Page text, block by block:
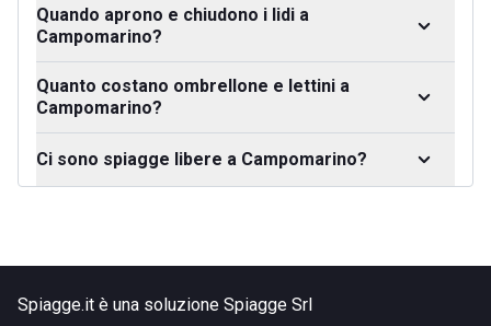
Quando aprono e chiudono i lidi a
Campomarino?
Quanto costano ombrellone e lettini a
Campomarino?
Ci sono spiagge libere a Campomarino?
Spiagge.it è una soluzione Spiagge Srl